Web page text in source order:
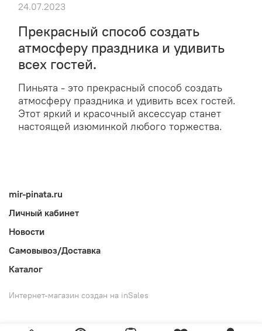
Прекрасный способ создать
атмосферу праздника и удивить
всех гостей.
Пиньята - это прекрасный способ создать
атмосферу праздника и удивить всех гостей.
Этот яркий и красочный аксессуар станет
настоящей изюминкой любого торжества.
24.07.2023
mir-pinata.ru
Личный кабинет
Новости
Самовывоз/Доставка
Каталог
Интернет-магазин создан на inSales